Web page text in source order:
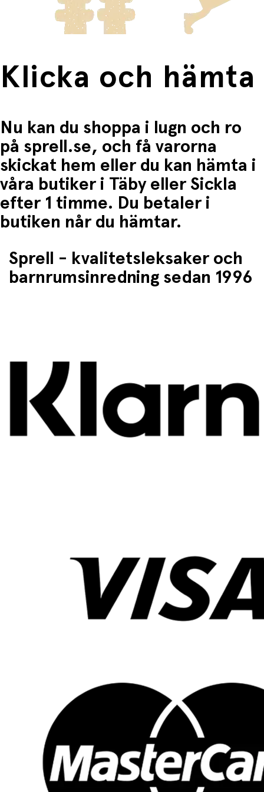
Fri frakt när du handlar för mer än 1500:-
Klicka och hämta
Nu kan du shoppa i lugn och ro
på sprell.se, och få varorna
skickat hem eller du kan hämta i
våra butiker i Täby eller Sickla
efter 1 timme. Du betaler i
butiken når du hämtar.
Sprell - kvalitetsleksaker och
barnrumsinredning sedan 1996